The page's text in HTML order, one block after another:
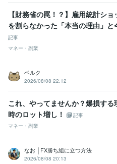
【財務省の罠！？】雇用統計シ
を割らなかった「本当の理由」と
記事
マネー・副業
ベルク
2026/08/08 22:12
これ、やってませんか？爆損する
時のロット増し！
記事
マネー・副業
なお │FX勝ち組に立つ方法
2026/08/08 20:13